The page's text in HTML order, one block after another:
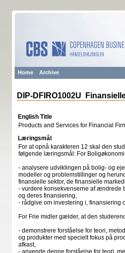
Home Archive
DIP-DFIRO1002U
English Title
Products and Services for Financial
Læringsmål
For at opnå karakteren 12 skal den
følgende læringsmål: For
- analysere udviklingen på bolig- og
modeller og problemstillinger og
finansielle sektor, de finansielle
- vurdere konsekvenserne af ændrede
og deres finansiering,
- rådgive om investering i, finansiering
For Frie midler gælder, at den
- demonstrere forståelse for teori,
og produkter med specielt fokus på
afkast,
- anvende denne forståelse for teori,